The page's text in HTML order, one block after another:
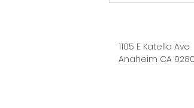
1105 E Katella Ave
Anaheim CA